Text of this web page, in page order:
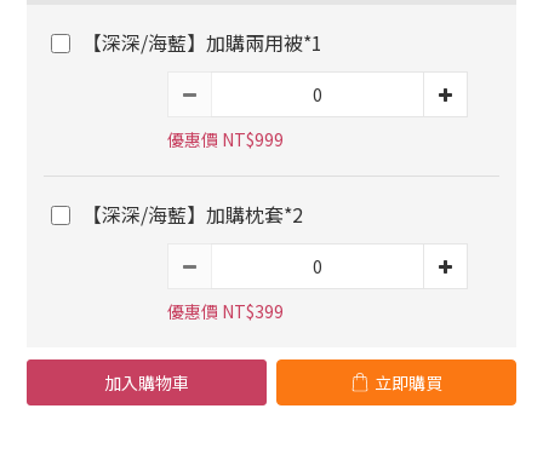
【深深/海藍】加購兩用被*1
優惠價 NT$999
【深深/海藍】加購枕套*2
優惠價 NT$399
加入購物車 立即購買